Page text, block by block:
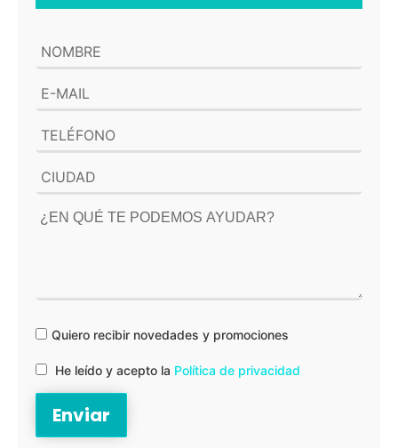
Quiero recibir novedades y promociones
He leído y acepto la Política de privacidad